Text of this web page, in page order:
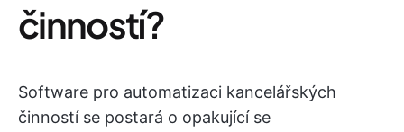
činností?
Software pro automatizaci kancelářských
činností se postará o opakující se